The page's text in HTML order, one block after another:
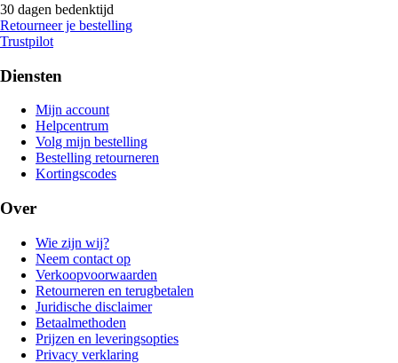
30 dagen bedenktijd
Retourneer je bestelling
Trustpilot
Diensten
Mijn account
Helpcentrum
Volg mijn bestelling
Bestelling retourneren
Kortingscodes
Over
Wie zijn wij?
Neem contact op
Verkoopvoorwaarden
Retourneren en terugbetalen
Juridische disclaimer
Betaalmethoden
Prijzen en leveringsopties
Privacy verklaring